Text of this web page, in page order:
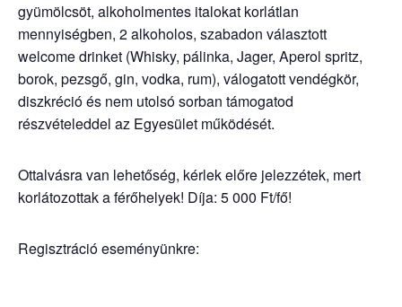
gyümölcsöt, alkoholmentes italokat korlátlan
mennyiségben, 2 alkoholos, szabadon választott
welcome drinket (Whisky, pálinka, Jager, Aperol spritz,
borok, pezsgő, gin, vodka, rum), válogatott vendégkör,
diszkréció és nem utolsó sorban támogatod
részvételeddel az Egyesület működését.
Ottalvásra van lehetőség, kérlek előre jelezzétek, mert
korlátozottak a férőhelyek! Díja: 5 000 Ft/fő!
Regisztráció eseményünkre: